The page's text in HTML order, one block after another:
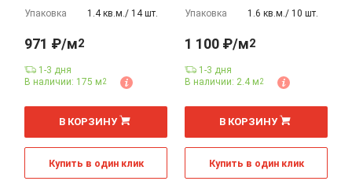
Упаковка
1.4 кв.м./ 14 шт.
971 ₽/м2
1-3 дня
В наличии: 175 м2
м
В КОРЗИНУ
Купить в один клик
Упаковка
1.6 кв.м./ 10 шт.
1 100 ₽/м2
1-3 дня
В наличии: 2.4 м2
м
В КОРЗИНУ
Купить в один клик